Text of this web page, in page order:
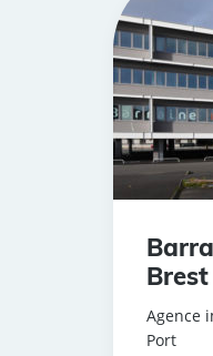
Agence
Port